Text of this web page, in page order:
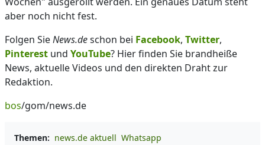
aber noch nicht fest.
Folgen SieNews.deschon bei Facebook, Twitter,
Pinterest und YouTube? Hier finden Sie brandheiße
News, aktuelle Videos und den direkten Draht zur
Redaktion.
bos/gom/news.de
Themen: news.de aktuell Whatsapp